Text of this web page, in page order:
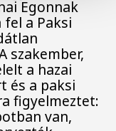
Egonnak
a Paksi
szakember,
a hazai
és a paksi
figyelmeztet:
van,